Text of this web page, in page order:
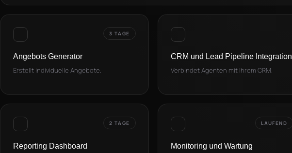
3 TAGE
Angebots Generator
Erstellt individuelle Angebote.
CRM und Lead Pipeline Integration
Verbindet Agenten mit Ihrem CRM.
2 TAGE
Reporting Dashboard
LAUFEND
Monitoring und Wartung